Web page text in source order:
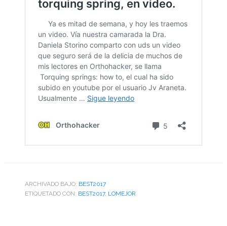
ARCHIVADO BAJO: BEST2017
ETIQUETADO CON: BEST2017, LOMEJOR